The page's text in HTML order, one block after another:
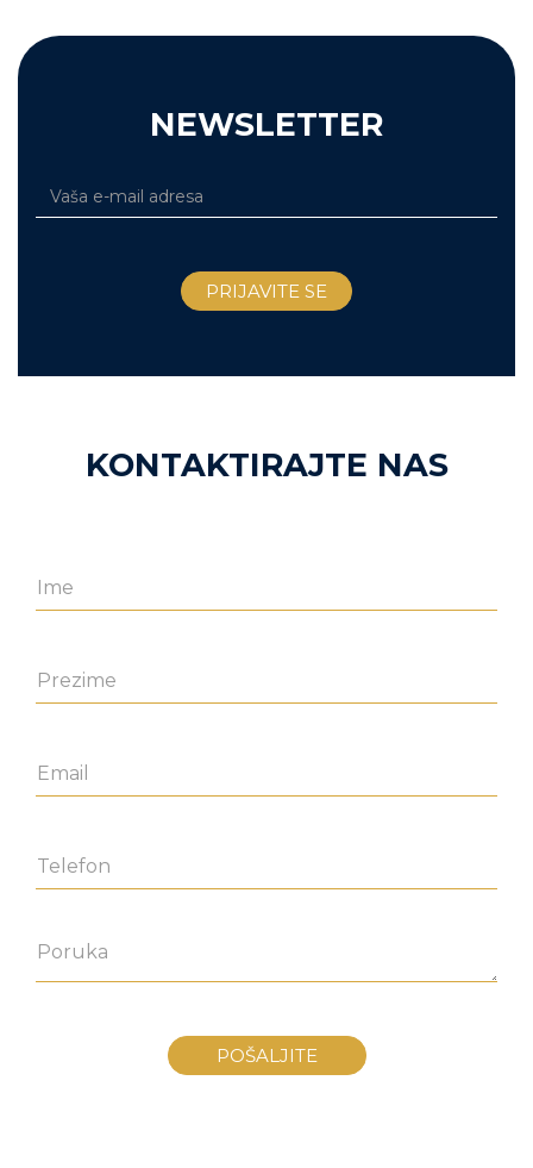
NEWSLETTER
KONTAKTIRAJTE NAS